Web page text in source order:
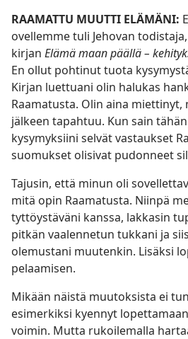
RAAMATTU MUUTTI ELÄMÄNI:
ovellemme tuli Jehovan
kirjan Elämä maan päällä –
En ollut pohtinut tuota
Kirjan luettuani olin halukas
Raamatusta. Olin aina miettinyt,
jälkeen tapahtuu. Kun sain
kysymyksiini selvät vastaukset
suomukset olisivat pudonneet
Tajusin, että minun oli
mitä opin Raamatusta. Niinpä
tyttöystäväni kanssa, lakkasin
pitkän vaalennetun tukkani ja
olemustani muutenkin. Lisäksi
pelaamisen.
Mikään näistä muutoksista ei
esimerkiksi kyennyt
voimin. Mutta rukoilemalla